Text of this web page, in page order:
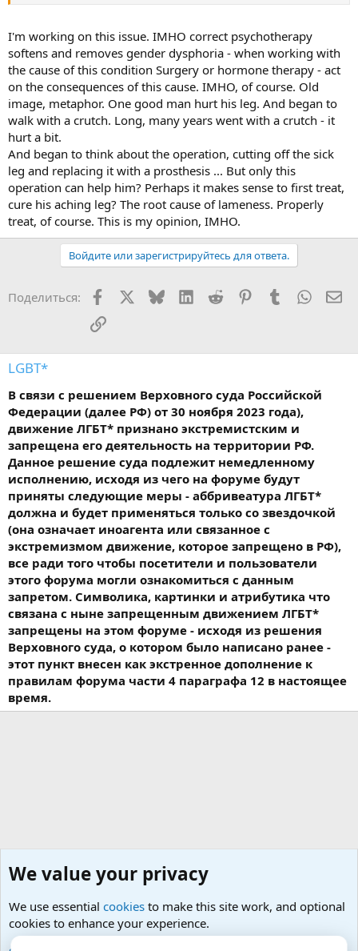
I'm working on this issue. IMHO correct psychotherapy
softens and removes gender dysphoria - when working with
the cause of this condition Surgery or hormone therapy - act
on the consequences of this cause. IMHO, of course. Old
image, metaphor. One good man hurt his leg. And began to
walk with a crutch. Long, many years went with a crutch - it
hurt a bit.
And began to think about the operation, cutting off the sick
leg and replacing it with a prosthesis ... But only this
operation can help him? Perhaps it makes sense to first treat,
cure his aching leg? The root cause of lameness. Properly
treat, of course. This is my opinion, IMHO.
Войдите или зарегистрируйтесь для ответа.
Поделиться: Facebook BlueskyLinkedIn
Reddit PinterestTumblr
Ссылка
LGBT*
В связи с решением Верховного суда Российской
Федерации (далее РФ) от 30 ноября 2023 года),
движение ЛГБТ* признано экстремистским и
запрещена его деятельность на территории РФ.
Данное решение суда подлежит немедленному
исполнению, исходя из чего на форуме будут
приняты следующие меры - аббривеатура ЛГБТ*
должна и будет применяться только со звездочкой
(она означает иноагента или связанное с
экстремизмом движение, которое запрещено в РФ),
все ради того чтобы посетители и пользователи
этого форума могли ознакомиться с данным
запретом. Символика, картинки и атрибутика что
связана с ныне запрещенным движением ЛГБТ*
запрещены на этом форуме - исходя из решения
Верховного суда, о котором было написано ранее -
этот пункт внесен как экстренное дополнение к
правилам форума части 4 параграфа 12 в настоящее
время.
Sexology in english
We value your privacy
We use essential cookies to make this site work, and optional
cookies to enhance your experience.